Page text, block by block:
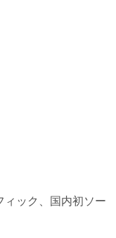
ィック、国内初ソー